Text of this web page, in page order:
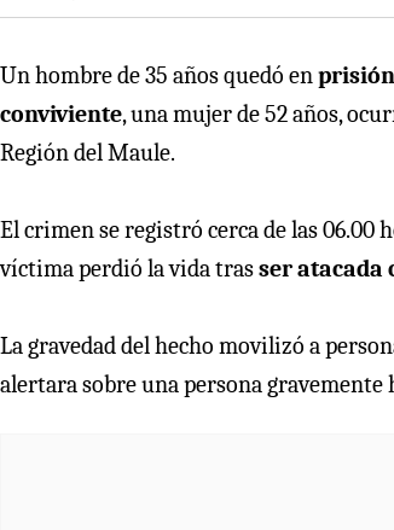
Un hombre de 35 años quedó en
conviviente, una mujer de 52 años,
Región del Maule.
El crimen se registró cerca de las 06.00
víctima perdió la vida trasser atacada
La gravedad del hecho movilizó a
alertara sobre una persona gravemente